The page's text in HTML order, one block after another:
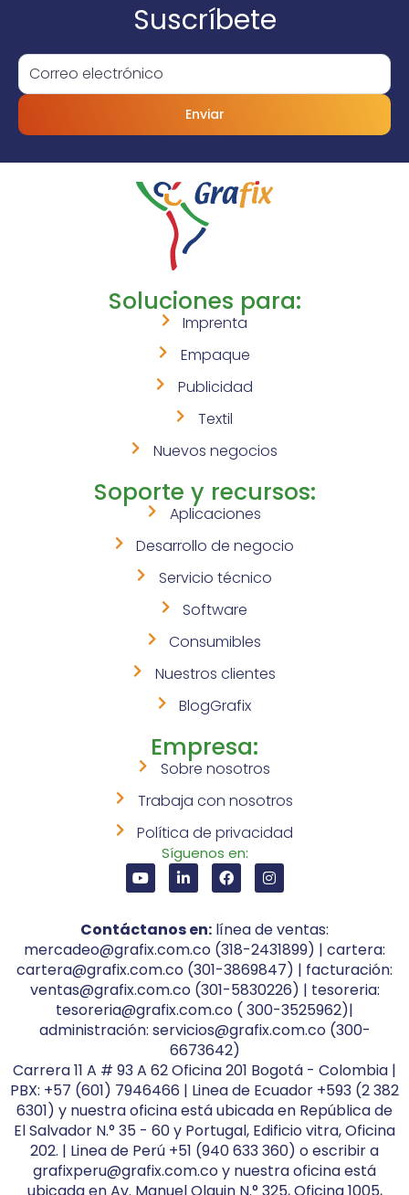
Suscríbete
Enviar
Soluciones para:
Imprenta
Empaque
Publicidad
Textil
Nuevos negocios
Soporte y recursos:
Aplicaciones
Desarrollo de negocio
Servicio técnico
Software
Consumibles
Nuestros clientes
BlogGrafix
Empresa:
Sobre nosotros
Trabaja con nosotros
Política de privacidad
Síguenos en:
Contáctanos en: línea de ventas:
mercadeo@grafix.com.co (318-2431899) | cartera:
cartera@grafix.com.co (301-3869847) | facturación:
ventas@grafix.com.co (301-5830226) | tesoreria:
tesoreria@grafix.com.co ( 300-3525962)|
administración: servicios@grafix.com.co (300-
6673642)
Carrera 11 A # 93 A 62 Oficina 201 Bogotá - Colombia |
PBX: +57 (601) 7946466 | Linea de Ecuador +593 (2 382
6301) y nuestra oficina está ubicada en República de
El Salvador N.° 35 - 60 y Portugal, Edificio vitra, Oficina
202. | Linea de Perú +51 (940 633 360) o escribir a
grafixperu@grafix.com.co y nuestra oficina está